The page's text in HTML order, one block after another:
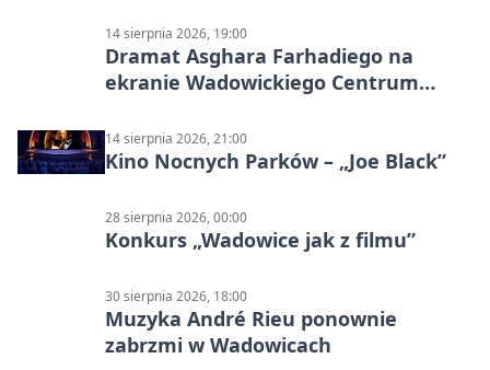
14 sierpnia 2026, 19:00
Dramat Asghara Farhadiego na
ekranie Wadowickiego Centrum
14 sierpnia 2026, 21:00
Kino Nocnych Parków – „Joe Black”
28 sierpnia 2026, 00:00
Konkurs „Wadowice jak z filmu”
30 sierpnia 2026, 18:00
Muzyka André Rieu ponownie
zabrzmi w Wadowicach